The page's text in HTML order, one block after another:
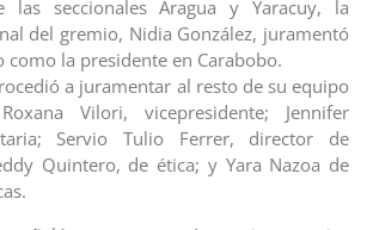
las seccionales Aragua y Yaracuy, la
del gremio, Nidia González, juramentó
como la presidente en Carabobo.
a juramentar al resto de su equipo
Vilori, vicepresidente; Jennifer
Servio Tulio Ferrer, director de
Quintero, de ética; y Yara Nazoa de